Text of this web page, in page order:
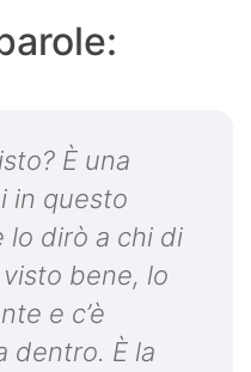
È una
in questo
lo dirò a chi di
visto bene, lo
e c’è
dentro. È la